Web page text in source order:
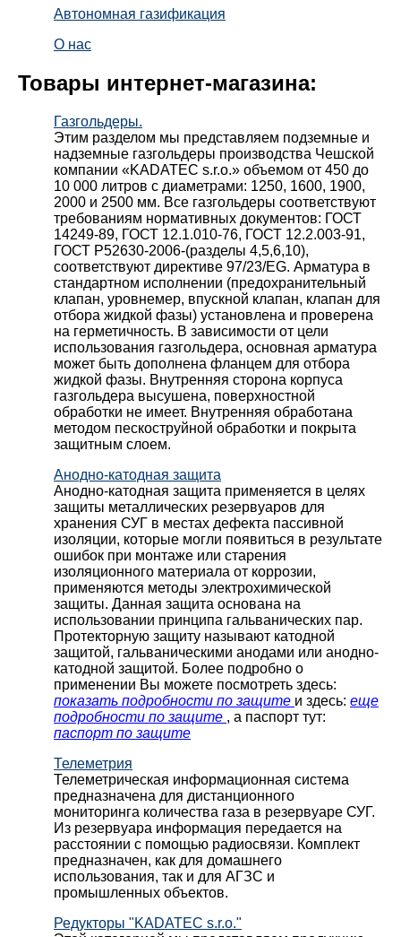
Автономная газификация
О нас
Товары интернет-магазина:
Газгольдеры.
Этим разделом мы представляем подземные и
надземные газгольдеры производства Чешской
компании «KADATEC s.r.o.» объемом от 450 до
10 000 литров с диаметрами: 1250, 1600, 1900,
2000 и 2500 мм. Все газгольдеры соответствуют
требованиям нормативных документов: ГОСТ
14249-89, ГОСТ 12.1.010-76, ГОСТ 12.2.003-91,
ГОСТ Р52630-2006-(разделы 4,5,6,10),
соответствуют директиве 97/23/EG. Арматура в
стандартном исполнении (предохранительный
клапан, уровнемер, впускной клапан, клапан для
отбора жидкой фазы) установлена и проверена
на герметичность. В зависимости от цели
использования газгольдера, основная арматура
может быть дополнена фланцем для отбора
жидкой фазы. Внутренняя сторона корпуса
газгольдера высушена, поверхностной
обработки не имеет. Внутренняя обработана
методом пескоструйной обработки и покрыта
защитным слоем.
Анодно-катодная защита
Анодно-катодная защита применяется в целях
защиты металлических резервуаров для
хранения СУГ в местах дефекта пассивной
изоляции, которые могли появиться в результате
ошибок при монтаже или старения
изоляционного материала от коррозии,
применяются методы электрохимической
защиты. Данная защита основана на
использовании принципа гальванических пар.
Протекторную защиту называют катодной
защитой, гальваническими анодами или анодно-
катодной защитой. Более подробно о
применении Вы можете посмотреть здесь:
показать подробности по защите и здесь: еще
подробности по защите , а паспорт тут:
паспорт по защите
Телеметрия
Телеметрическая информационная система
предназначена для дистанционного
мониторинга количества газа в резервуаре СУГ.
Из резервуара информация передается на
расстоянии с помощью радиосвязи. Комплект
предназначен, как для домашнего
использования, так и для АГЗС и
промышленных объектов.
Редукторы "KADATEC s.r.o."